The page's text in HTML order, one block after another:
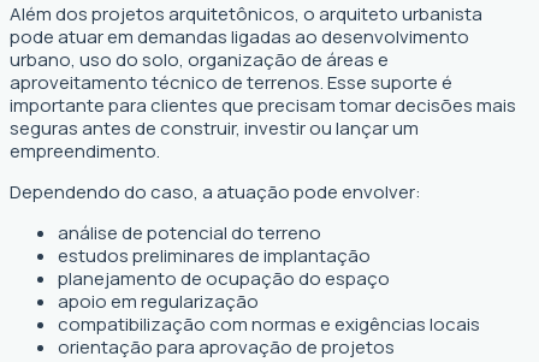
Além dos projetos arquitetônicos, o arquiteto urbanista
pode atuar em demandas ligadas ao desenvolvimento
urbano, uso do solo, organização de áreas e
aproveitamento técnico de terrenos. Esse suporte é
importante para clientes que precisam tomar decisões mais
seguras antes de construir, investir ou lançar um
empreendimento.
Dependendo do caso, a atuação pode envolver:
análise de potencial do terreno
estudos preliminares de implantação
planejamento de ocupação do espaço
apoio em regularização
compatibilização com normas e exigências locais
orientação para aprovação de projetos